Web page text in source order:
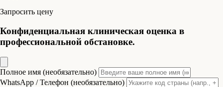
Запросить цену
Конфиденциальная клиническая оценка в
профессиональной обстановке.
Полное имя (необязательно)
WhatsApp / Телефон (необязательно)